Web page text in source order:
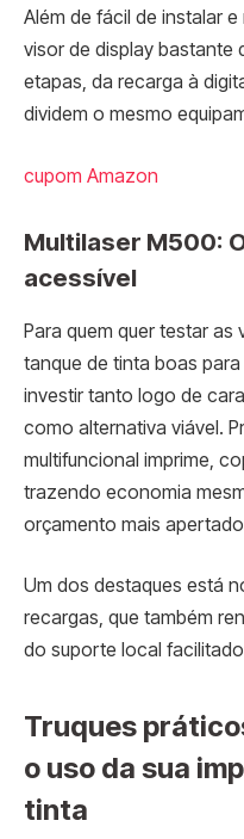
Além de fácil de instalar
visor de display bastante
etapas, da recarga à
dividem o mesmo
cupom Amazon
Multilaser M500:
acessível
Para quem quer testar
tanque de tinta boas
investir tanto logo de
como alternativa viável.
multifuncional imprime,
trazendo economia
orçamento mais
Um dos destaques está
recargas, que também
do suporte local
Truques
o uso da sua
tinta